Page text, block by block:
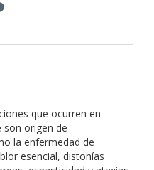
que ocurren en
son origen de
la enfermedad de
esencial, distonías